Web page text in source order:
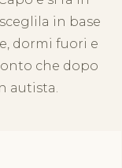
in base
dormi fuori e
che dopo
autista.